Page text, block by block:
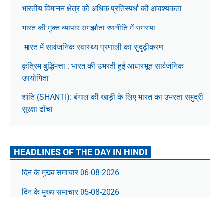
भारतीय विमानन क्षेत्र को अधिक प्रतिस्पर्धा की आवश्यकता
भारत की मुक्त व्यापार समझौता रणनीति में समस्या
भारत में सार्वजनिक स्वास्थ्य प्रणाली का सुदृढ़ीकरण
कृत्रिम बुद्धिमत्ता : भारत की उभरती हुई आधारभूत सार्वजनिक
उपयोगिता
शांति (SHANTI): बंगाल की खाड़ी के लिए भारत का उभरता समुद्री
सुरक्षा ढाँचा
HEADLINES OF THE DAY IN HINDI
दिन के मुख्य समाचार 06-08-2026
दिन के मुख्य समाचार 05-08-2026